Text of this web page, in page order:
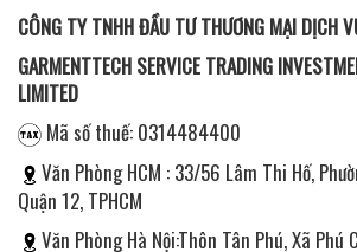
CÔNG TY TNHH ĐẦU TƯ THƯƠNG MẠI DỊCH
GARMENTTECH SERVICE TRADING
LIMITED
Mã số thuế: 0314484400
Văn Phòng HCM : 33/56 Lâm Thi Hố,
Quận 12, TPHCM
Văn Phòng Hà Nội:Thôn Tân Phú, Xã Phú